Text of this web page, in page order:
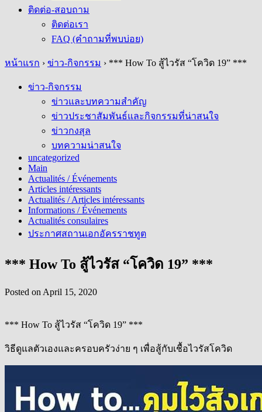
ติดต่อ-สอบถาม
ติดต่อเรา
FAQ (คำถามที่พบบ่อย)
หน้าแรก › ข่าว-กิจกรรม › *** How To สู้ไวรัส “โควิด 19” ***
ข่าว-กิจกรรม
ข่าวและบทความสำคัญ
ข่าวประชาสัมพันธ์และกิจกรรมที่น่าสนใจ
ข่าวกงสุล
บทความน่าสนใจ
uncategorized
Main
Actualités / Événements
Articles intéressants
Actualités / Articles intéressants
Informations / Événements
Actualités consulaires
ประกาศสถานเอกอัครราชทูต
*** How To สู้ไวรัส “โควิด 19” ***
Posted on April 15, 2020
*** How To สู้ไวรัส “โควิด 19” ***
วิธีดูแลตัวเองและครอบครัวง่าย ๆ เพื่อสู้กับเชื้อไวรัสโควิด